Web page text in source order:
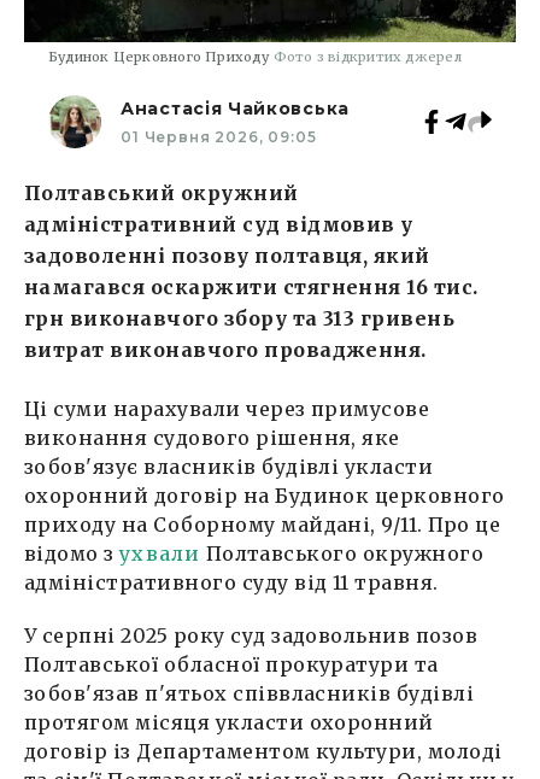
Будинок Церковного Приходу Фото з відкритих джерел
Анастасія Чайковська
01 Червня 2026, 09:05
Полтавський окружний
адміністративний суд відмовив у
задоволенні позову полтавця, який
намагався оскаржити стягнення 16 тис.
грн виконавчого збору та 313 гривень
витрат виконавчого провадження.
Ці суми нарахували через примусове
виконання судового рішення, яке
зобов'язує власників будівлі укласти
охоронний договір на Будинок церковного
приходу на Соборному майдані, 9/11. Про це
відомо зухвали Полтавського окружного
адміністративного суду від 11 травня.
У серпні 2025 року суд задовольнив позов
Полтавської обласної прокуратури та
зобов'язав п'ятьох співвласників будівлі
протягом місяця укласти охоронний
договір із Департаментом культури, молоді